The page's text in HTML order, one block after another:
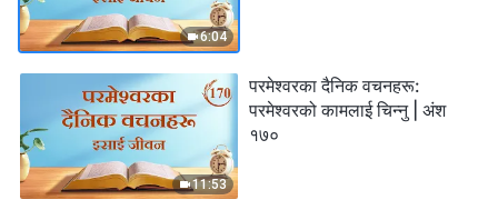
6:04
11:53
परमेश्‍वरका दैनिक वचनहरू:
परमेश्‍वरको कामलाई चिन्‍नु | अंश
१७०